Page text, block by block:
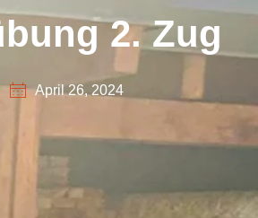
2. Zug
April 26, 2024